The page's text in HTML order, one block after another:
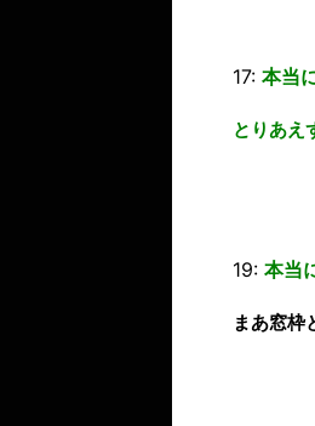
17: 本当
とりあえ
19: 本当
まあ窓枠